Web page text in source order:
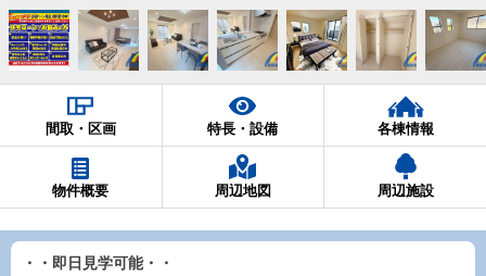
間取・区画 特長・設備 各棟情報
物件概要 周辺地図 周辺施設
・・即日見学可能・・